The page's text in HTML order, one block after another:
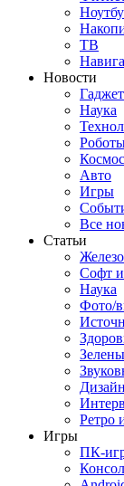
ТВ
Новости
Наука
Космос
Авто
Игры
Все
Статьи
Софт
Наука
Фото/
Ретро
Игры
ПК-